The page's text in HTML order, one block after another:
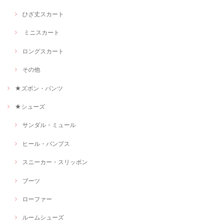
ひざ丈スカート
ミニスカート
ロングスカート
その他
★ズボン・パンツ
★シューズ
サンダル・ミュール
ヒール・パンプス
スニーカー・スリッポン
ブーツ
ローファー
ルームシューズ